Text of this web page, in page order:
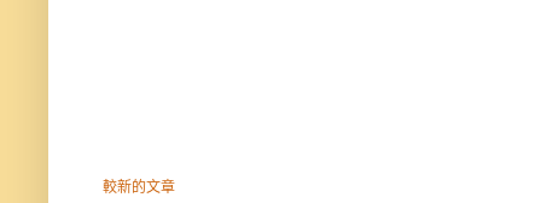
較新的文章